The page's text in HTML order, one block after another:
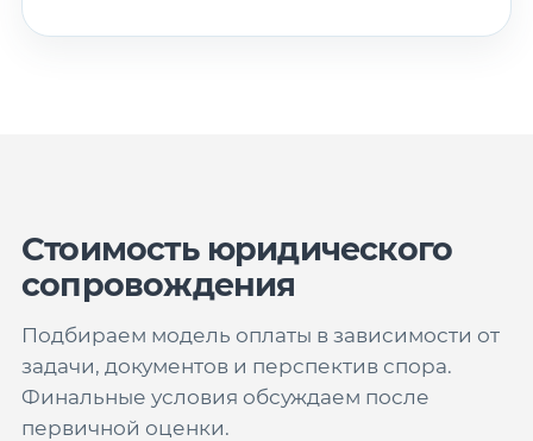
Стоимость юридического
сопровождения
Подбираем модель оплаты в зависимости от
задачи, документов и перспектив спора.
Финальные условия обсуждаем после
первичной оценки.